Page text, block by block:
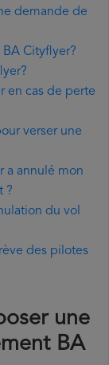
demande de
BA Cityflyer?
en cas de perte
verser une
a annulé mon
?
du vol
des pilotes
une
BA